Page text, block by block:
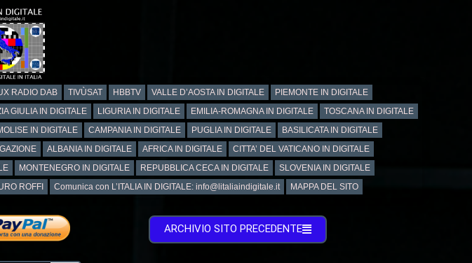
RADIO DAB TIVÙSAT HBBTV VALLE D’AOSTA IN DIGITALE
PIEMONTE IN DIGITALE
GIULIA IN DIGITALE LIGURIA IN DIGITALE EMILIA-ROMAGNA IN DIGITALE
TOSCANA IN DIGITALE
IN DIGITALE CAMPANIA IN DIGITALE PUGLIA IN DIGITALE
BASILICATA IN DIGITALE
ALBANIA IN DIGITALE AFRICA IN DIGITALE
CITTA’ DEL VATICANO IN DIGITALE
MONTENEGRO IN DIGITALE REPUBBLICA CECA IN DIGITALE
SLOVENIA IN DIGITALE
ROFFI Comunica con L’ITALIA IN DIGITALE: info@litaliaindigitale.it MAPPA DEL SITO
ARCHIVIO SITO PRECEDENTE